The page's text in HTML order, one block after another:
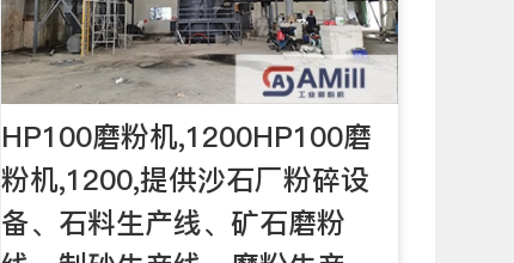
HP100磨粉机,1200HP100磨
粉机,1200,提供沙石厂粉碎设
备、石料生产线、矿石磨粉